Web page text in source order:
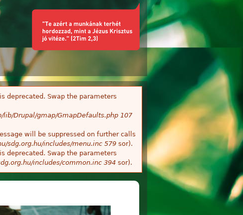
deprecated. Swap the parameters
Drupal/gmap/GmapDefaults.php 107
will be suppressed on further calls
sdg.org.hu/includes/menu.inc 579 sor).
deprecated. Swap the parameters
includes/common.inc 394 sor).